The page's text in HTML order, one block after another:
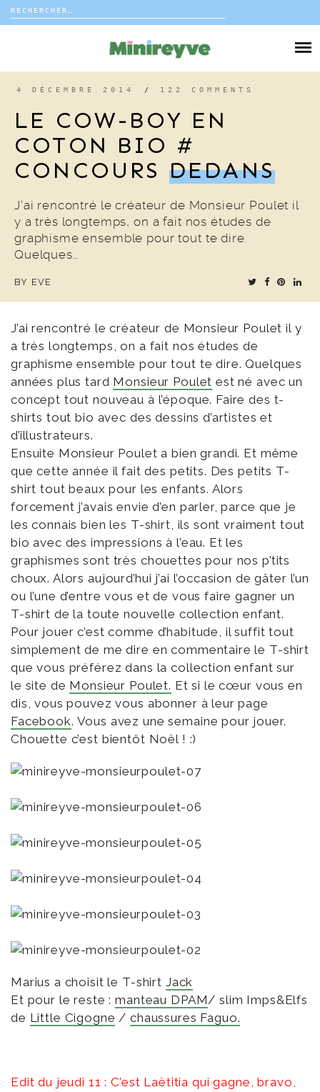
Rechercher :
VIE DE FAMILLE
DÉCO
VOYAGE
COUP DE COEUR
EDITORIAL
4 DÉCEMBRE 2014 / 122 COMMENTS
LE COW-BOY EN
COTON BIO #
CONCOURS DEDANS
J’ai rencontré le créateur de Monsieur Poulet il
y a très longtemps, on a fait nos études de
graphisme ensemble pour tout te dire.
Quelques…
BY EVE
J’ai rencontré le créateur de Monsieur Poulet il y
a très longtemps, on a fait nos études de
graphisme ensemble pour tout te dire. Quelques
années plus tard Monsieur Poulet est né avec un
concept tout nouveau à l’époque. Faire des t-
shirts tout bio avec des dessins d’artistes et
d’illustrateurs.
Ensuite Monsieur Poulet a bien grandi. Et même
que cette année il fait des petits. Des petits T-
shirt tout beaux pour les enfants. Alors
forcement j’avais envie d’en parler, parce que je
les connais bien les T-shirt, ils sont vraiment tout
bio avec des impressions à l’eau. Et les
graphismes sont très chouettes pour nos p’tits
choux. Alors aujourd’hui j’ai l’occasion de gâter l’un
ou l’une d’entre vous et de vous faire gagner un
T-shirt de la toute nouvelle collection enfant.
Pour jouer c’est comme d’habitude, il suffit tout
simplement de me dire en commentaire le T-shirt
que vous préférez dans la collection enfant sur
le site de Monsieur Poulet. Et si le cœur vous en
dis, vous pouvez vous abonner à leur page
Facebook. Vous avez une semaine pour jouer.
Chouette c’est bientôt Noël ! :)
Marius a choisit le T-shirt Jack
Et pour le reste :manteau DPAM/ slim Imps&Elfs
de Little Cigogne /chaussures Faguo.
Edit du jeudi 11 : C’est Laëtitia qui gagne, bravo,